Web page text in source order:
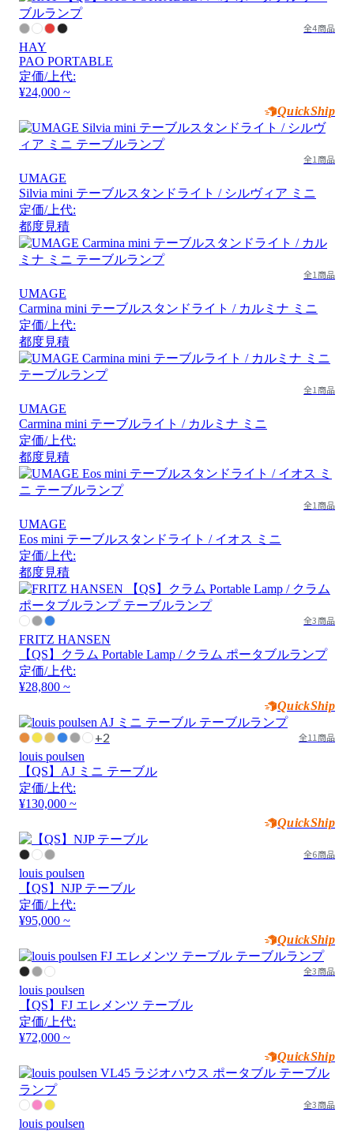
全4商品
HAY
PAO PORTABLE
定価/上代:
¥24,000 ~
QuickShip
全1商品
UMAGE
Silvia mini テーブルスタンドライト / シルヴィア ミニ
定価/上代:
都度見積
全1商品
UMAGE
Carmina mini テーブルスタンドライト / カルミナ ミニ
定価/上代:
都度見積
全1商品
UMAGE
Carmina mini テーブルライト / カルミナ ミニ
定価/上代:
都度見積
全1商品
UMAGE
Eos mini テーブルスタンドライト / イオス ミニ
定価/上代:
都度見積
全3商品
FRITZ HANSEN
【QS】クラム Portable Lamp / クラム ポータブルランプ
定価/上代:
¥28,800 ~
QuickShip
+2 全11商品
louis poulsen
【QS】AJ ミニ テーブル
定価/上代:
¥130,000 ~
QuickShip
全6商品
louis poulsen
【QS】NJP テーブル
定価/上代:
¥95,000 ~
QuickShip
全3商品
louis poulsen
【QS】FJ エレメンツ テーブル
定価/上代:
¥72,000 ~
QuickShip
全3商品
louis poulsen